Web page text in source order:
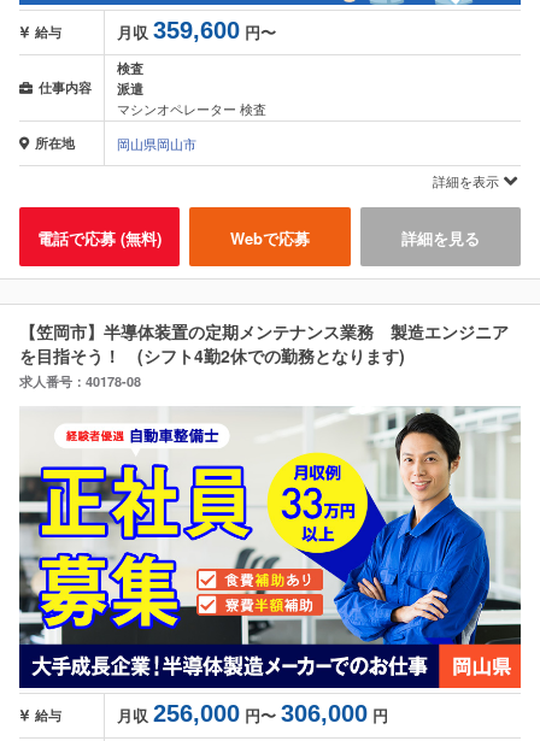
給与 月収 359,600 円〜
仕事内容
検査
派遣
マシンオペレーター 検査
所在地
岡山県岡山市
詳細を表示
電話で応募 (無料) Webで応募 詳細を見る
【笠岡市】半導体装置の定期メンテナンス業務 製造エンジニア
を目指そう！ (シフト4勤2休での勤務となります)
求人番号：40178-08
給与 月収 256,000 円〜 306,000 円